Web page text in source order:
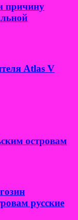
причину
Atlas V
островам
русские